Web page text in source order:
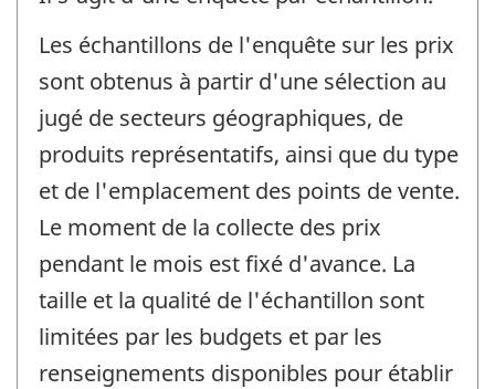
Les échantillons de l'enquête sur les prix
sont obtenus à partir d'une sélection au
jugé de secteurs géographiques, de
produits représentatifs, ainsi que du type
et de l'emplacement des points de vente.
Le moment de la collecte des prix
pendant le mois est fixé d'avance. La
taille et la qualité de l'échantillon sont
limitées par les budgets et par les
renseignements disponibles pour établir